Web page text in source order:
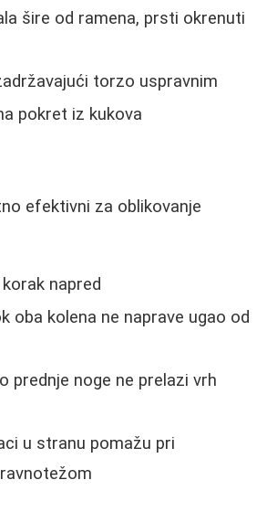
šire od ramena, prsti okrenuti
torzo uspravnim
pokret iz kukova
efektivni za oblikovanje
napred
oba kolena ne naprave ugao od
prednje noge ne prelazi vrh
u stranu pomažu pri